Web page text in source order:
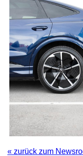
« zurück zum